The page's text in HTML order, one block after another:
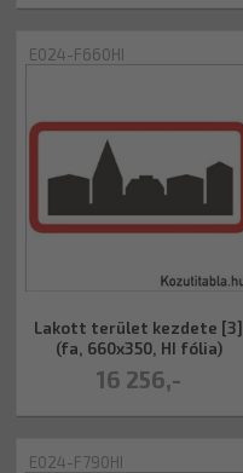
E024-F660HI
16 256,-
Lakott terület kezdete [3]
(fa, 660x350, HI fólia)
E024-F790HI